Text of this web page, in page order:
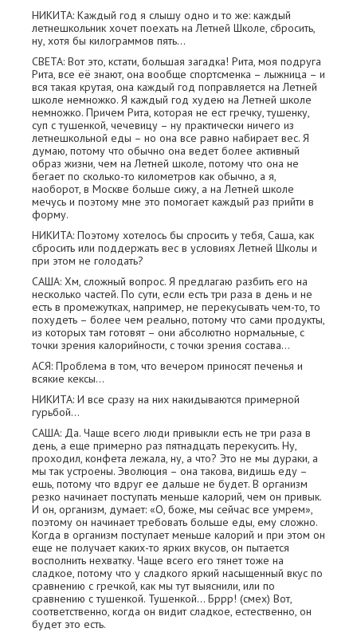
НИКИТА: Каждый год я слышу одно и то же: каждый
летнешкольник хочет поехать на Летней Школе, сбросить,
ну, хотя бы килограммов пять…
СВЕТА: Вот это, кстати, большая загадка! Рита, моя подруга
Рита, все её знают, она вообще спортсменка – лыжница – и
вся такая крутая, она каждый год поправляется на Летней
школе немножко. Я каждый год худею на Летней школе
немножко. Причем Рита, которая не ест гречку, тушенку,
суп с тушенкой, чечевицу – ну практически ничего из
летнешкольной еды – но она все равно набирает вес. Я
думаю, потому что обычно она ведет более активный
образ жизни, чем на Летней школе, потому что она не
бегает по сколько-то километров как обычно, а я,
наоборот, в Москве больше сижу, а на Летней школе
мечусь и поэтому мне это помогает каждый раз прийти в
форму.
НИКИТА: Поэтому хотелось бы спросить у тебя, Саша, как
сбросить или поддержать вес в условиях Летней Школы и
при этом не голодать?
САША: Хм, сложный вопрос. Я предлагаю разбить его на
несколько частей. По сути, если есть три раза в день и не
есть в промежутках, например, не перекусывать чем-то, то
похудеть – более чем реально, потому что сами продукты,
из которых там готовят – они абсолютно нормальные, с
точки зрения калорийности, с точки зрения состава…
АСЯ: Проблема в том, что вечером приносят печенья и
всякие кексы…
НИКИТА: И все сразу на них накидываются примерной
гурьбой…
САША: Да. Чаще всего люди привыкли есть не три раза в
день, а еще примерно раз пятнадцать перекусить. Ну,
проходил, конфета лежала, ну, а что? Это не мы дураки, а
мы так устроены. Эволюция – она такова, видишь еду –
ешь, потому что вдруг ее дальше не будет. В организм
резко начинает поступать меньше калорий, чем он привык.
И он, организм, думает: «О, боже, мы сейчас все умрем»,
поэтому он начинает требовать больше еды, ему сложно.
Когда в организм поступает меньше калорий и при этом он
еще не получает каких-то ярких вкусов, он пытается
восполнить нехватку. Чаще всего его тянет тоже на
сладкое, потому что у сладкого яркий насыщенный вкус по
сравнению с гречкой, как мы тут выяснили, или по
сравнению с тушенкой. Тушенкой… Бррр! (смех) Вот,
соответственно, когда он видит сладкое, естественно, он
будет это есть.